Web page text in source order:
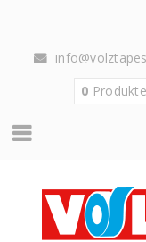
0 Produkte